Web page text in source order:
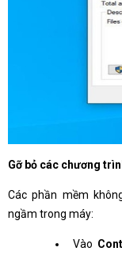
Gỡ bỏ các chương
Các phần mềm
ngầm trong máy:
Vào